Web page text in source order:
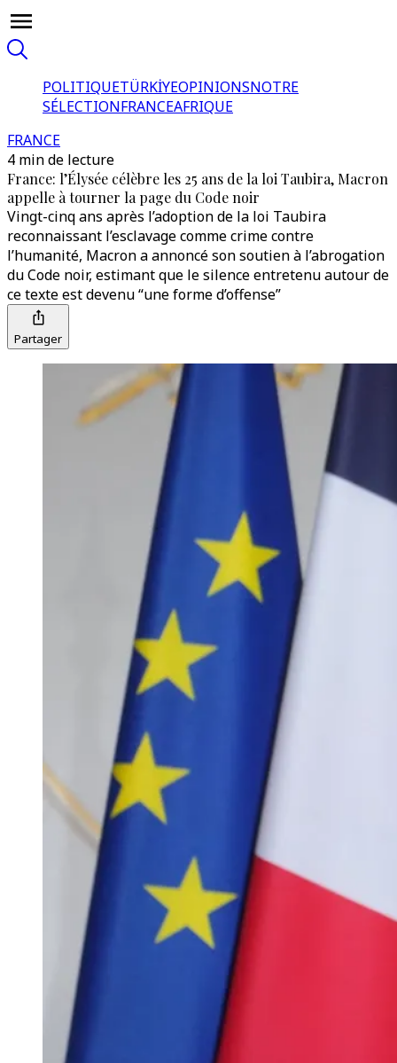
POLITIQUETÜRKİYEOPINIONSNOTRE
SÉLECTIONFRANCEAFRIQUE
FRANCE
4 min de lecture
France: l’Élysée célèbre les 25 ans de la loi Taubira, Macron
appelle à tourner la page du Code noir
Vingt-cinq ans après l’adoption de la loi Taubira
reconnaissant l’esclavage comme crime contre
l’humanité, Macron a annoncé son soutien à l’abrogation
du Code noir, estimant que le silence entretenu autour de
ce texte est devenu “une forme d’offense”
Partager